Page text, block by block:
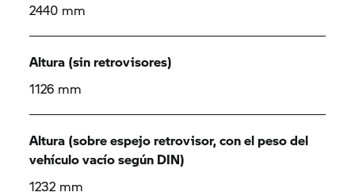
2440 mm
Altura (sin retrovisores)
1126 mm
Altura (sobre espejo retrovisor, con el peso del
vehículo vacío según DIN)
1232 mm